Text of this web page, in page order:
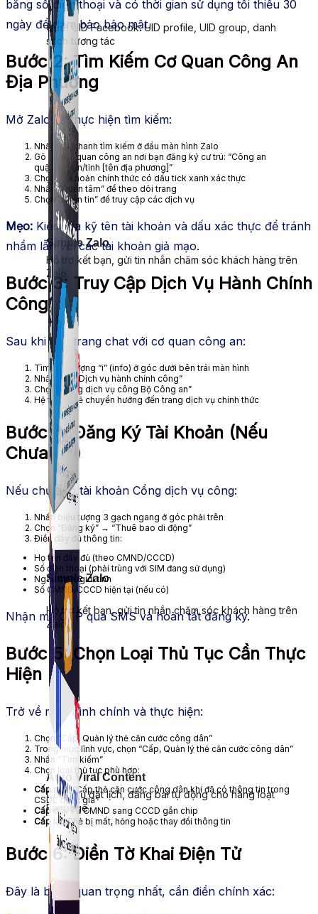
Simple Zalo
Hỗ trợ kết bạn, gửi tin nhắn chăm sóc khách hàng trên
Zalo.
Auto Viral Content
Công cụ đặt lịch, đăng bài tự động cho hàng loạt
Fanpage.
Quét UID Facebook: UID profile, UID group, danh
sách tương tác
Simple Zalo
Hỗ trợ kết bạn, gửi tin nhắn chăm sóc khách hàng trên
Zalo.
bằng số điện thoại và có thời gian sử dụng tối thiểu 30
ngày để đảm bảo bảo mật.
Bước 2: Tìm Kiếm Cơ Quan Công An
Địa Phương
Mở Zalo và thực hiện tìm kiếm:
Nhấn vào thanh tìm kiếm ở đầu màn hình Zalo
Gõ tên cơ quan công an nơi bạn đăng ký cư trú: “Công an
quận/huyện/tỉnh [tên địa phương]”
Chọn tài khoản chính thức có dấu tick xanh xác thực
Nhấn “Quan tâm” để theo dõi trang
Chọn “Nhắn tin” để truy cập các dịch vụ
Mẹo: Kiểm tra kỹ tên tài khoản và dấu xác thực để tránh
nhầm lẫn với các tài khoản giả mạo.
Bước 3: Truy Cập Dịch Vụ Hành Chính
Công
Sau khi vào trang chat với cơ quan công an:
Tìm biểu tượng “i” (info) ở góc dưới bên trái màn hình
Nhấn vào “Dịch vụ hành chính công”
Chọn “Cổng dịch vụ công Bộ Công an”
Hệ thống sẽ chuyển hướng đến trang dịch vụ chính thức
Bước 4: Đăng Ký Tài Khoản (Nếu
Chưa Có)
Nếu chưa có tài khoản Cổng dịch vụ công:
Nhấn biểu tượng 3 gạch ngang ở góc phải trên
Chọn “Đăng ký” → “Thuê bao di động”
Điền đầy đủ thông tin:
Họ tên đầy đủ (theo CMND/CCCD)
Số điện thoại (phải trùng với SIM đang sử dụng)
Ngày sinh, giới tính
Số CMND/CCCD hiện tại (nếu có)
Nhận mã OTP qua SMS và hoàn tất đăng ký.
Bước 5: Chọn Loại Thủ Tục Cần Thực
Hiện
Trở về màn hình chính và thực hiện:
Chọn “Cấp, Quản lý thẻ căn cước công dân”
Trong mục lĩnh vực, chọn “Cấp, Quản lý thẻ căn cước công dân”
Nhấn “Tìm kiếm”
Chọn loại thủ tục phù hợp:
Cấp mới:“Cấp thẻ căn cước công dân khi đã có thông tin trong
CSDL quốc gia”
Cấp đổi:Từ CMND sang CCCD gắn chip
Cấp lại:Thẻ bị mất, hỏng hoặc thay đổi thông tin
Bước 6: Điền Tờ Khai Điện Tử
Đây là bước quan trọng nhất, cần điền chính xác: